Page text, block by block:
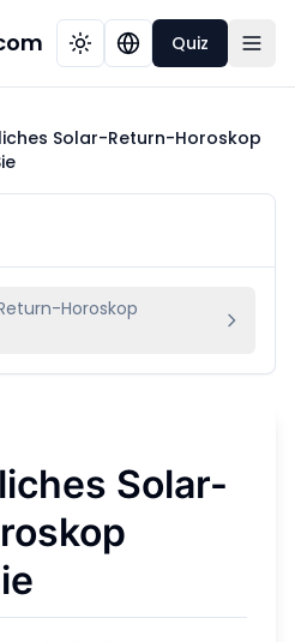
Quiz
Solar-Return-Horoskop
Horoskop
Solar-